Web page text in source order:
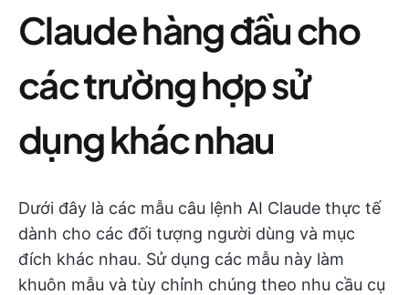
Claude hàng đầu cho
các trường hợp sử
dụng khác nhau
Dưới đây là các mẫu câu lệnh AI Claude thực tế
dành cho các đối tượng người dùng và mục
đích khác nhau. Sử dụng các mẫu này làm
khuôn mẫu và tùy chỉnh chúng theo nhu cầu cụ